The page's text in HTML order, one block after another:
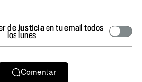
deJusticiaen tu email todos
los lunes
Comentar